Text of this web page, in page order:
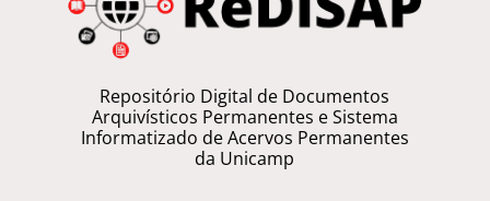
Repositório Digital de Documentos
Arquivísticos Permanentes e Sistema
Informatizado de Acervos Permanentes
da Unicamp